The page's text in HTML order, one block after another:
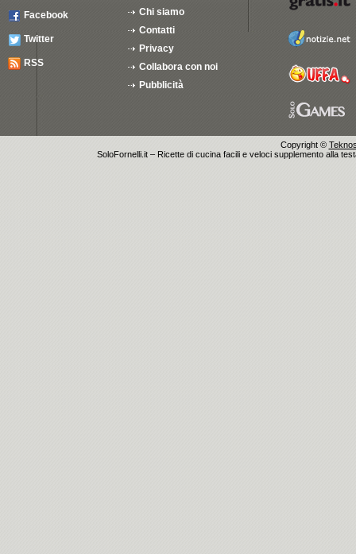
Facebook
Twitter
RSS
Chi siamo
Contatti
Privacy
Collabora con noi
Pubblicità
Copyright ©
SoloFornelli.it – Ricette di cucina facili e veloci supplemento alla